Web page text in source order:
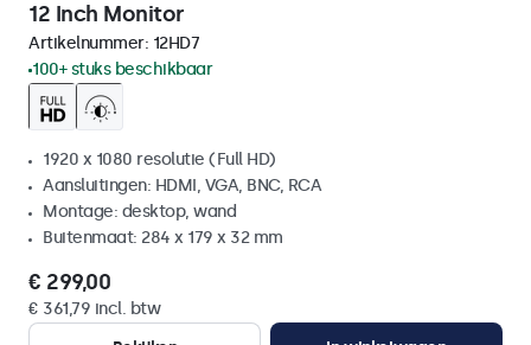
12 Inch Monitor
Artikelnummer: 12HD7
100+ stuks beschikbaar
1920 x 1080 resolutie (Full HD)
Aansluitingen: HDMI, VGA, BNC, RCA
Montage: desktop, wand
Buitenmaat: 284 x 179 x 32 mm
€ 299,00
€ 361,79 incl. btw